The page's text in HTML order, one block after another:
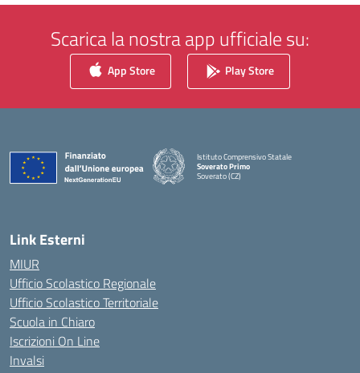
Scarica la nostra app ufficiale su:
App Store Play Store
Istituto Comprensivo Statale
Soverato Primo
Soverato (CZ)
Link Esterni
MIUR
Ufficio Scolastico Regionale
Ufficio Scolastico Territoriale
Scuola in Chiaro
Iscrizioni On Line
Invalsi